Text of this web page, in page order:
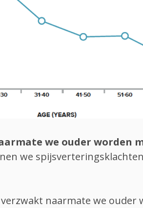
we ouder worden
we
naarmate we ouder